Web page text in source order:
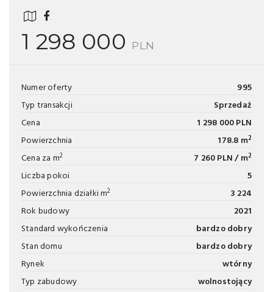
1 298 000 PLN
Numer oferty
995
Typ transakcji
Sprzedaż
Cena
1 298 000 PLN
Powierzchnia
178.8 m2
Cena za m2 7 260 PLN / m2
Liczba pokoi
5
Powierzchnia działki m2
3 224
Rok budowy
2021
Standard wykończenia
bardzo dobry
Stan domu
bardzo dobry
Rynek
wtórny
Typ zabudowy
wolnostojący